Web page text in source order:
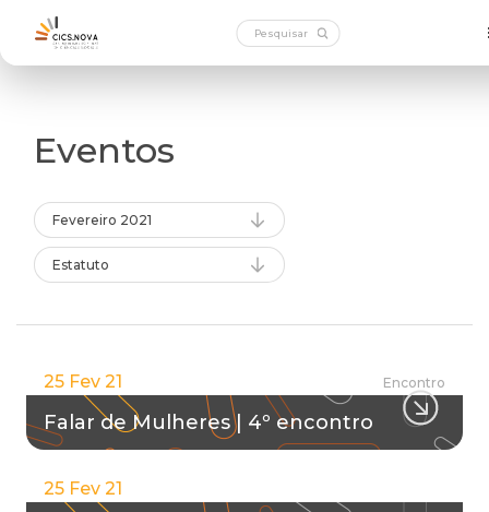
Eventos
Fevereiro 2021
Estatuto
25 Fev 21 Encontro
Falar de Mulheres | 4º encontro
25 Fev 21